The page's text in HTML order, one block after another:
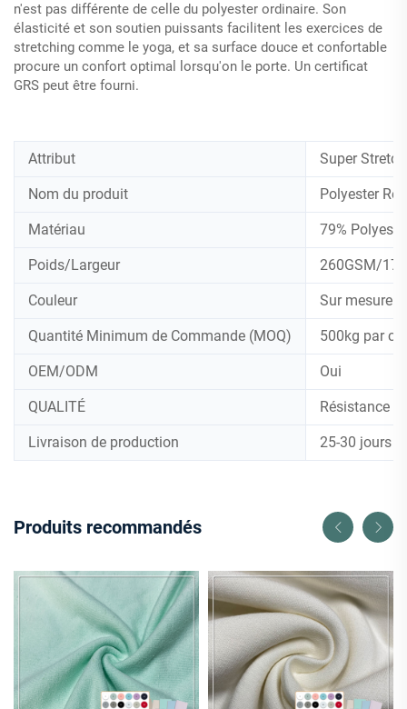
n'est pas différente de celle du polyester ordinaire. Son
élasticité et son soutien puissants facilitent les exercices de
stretching comme le yoga, et sa surface douce et confortable
procure un confort optimal lorsqu'on le porte. Un certificat
GRS peut être fourni.
Attribut Super Stretch
Nom du produit Polyester
Matériau 79%
Poids/Largeur 260GSM/
Couleur Sur mesure
Quantité Minimum de Commande (MOQ) 500kg par
OEM/ODM Oui
QUALITÉ Résistance
Livraison de production 25-30 jours
Produits recommandés